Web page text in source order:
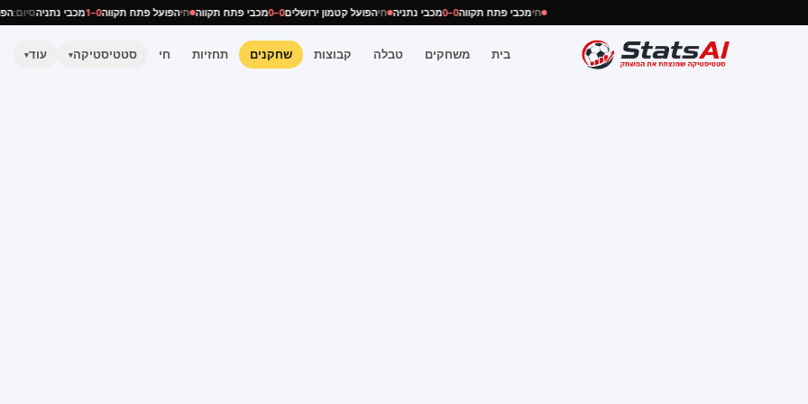
חימכבי פתח תקווה0–0 מכבי נתניה חיהפועל קטמון ירושלים0–0 מכבי פתח תקווה חיהפועל פתח תקווה0–1 מכבי נתניהסיום:
בית משחקים טבלה קבוצות שחקנים תחזיות חי סטטיסטיקה▾ עוד▾